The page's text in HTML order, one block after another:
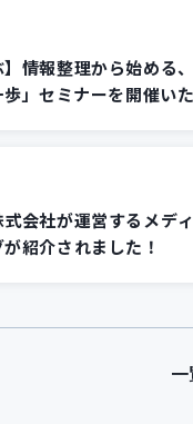
】情報整理から始める
」セミナーを開催い
会社が運営するメデ
紹介されました！